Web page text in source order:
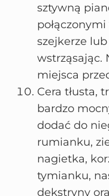
sztywną
szejkerze
wstrząsając.
miejsca
Cera tłusta,
bardzo
dodać do
rumianku,
nagietka,
tymianku,
dekstryny